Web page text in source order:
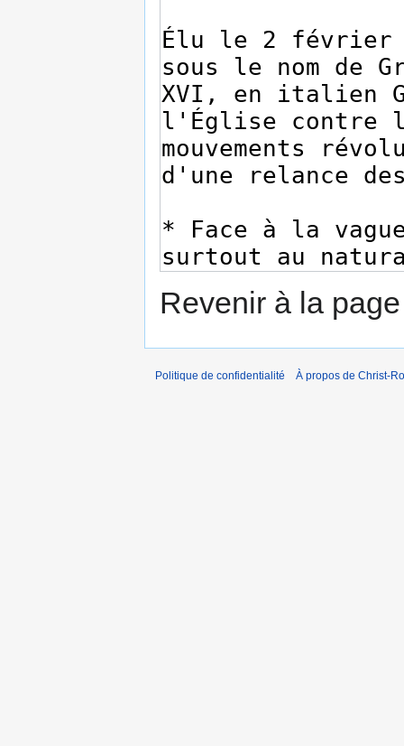
Revenir à la
Politique de confidentialité À propos de Christ-